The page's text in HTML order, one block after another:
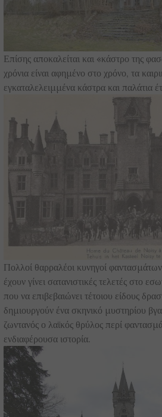
Επίσης αποκαλείται και «κάστρο της
χρόνια είναι αφημένο στο χρόνο, τα
εγκαταλελειμμένα κάστρα και παλάτια
Πολλοί θαρραλέοι κυνηγοί
έχουν γίνει σατανιστικές τελετές στο
που να επιβεβαιώνει τέτοιου είδους
δημιουργούν ένα σκηνικό μυστηρίου
ζωντανός ο λαϊκός θρύλος περί
ενδιαφέρουσα ιστορία.